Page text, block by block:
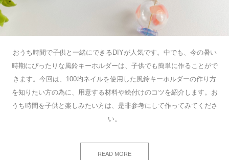
おうち時間で子供と一緒にできるDIYが人気です。中でも、今の暑い
時期にぴったりな風鈴キーホルダーは、子供でも簡単に作ることがで
きます。今回は、100均ネイルを使用した風鈴キーホルダーの作り方
を知りたい方の為に、用意する材料や絵付けのコツを紹介します。お
うち時間を子供と楽しみたい方は、是非参考にして作ってみてくださ
い。
READ MORE